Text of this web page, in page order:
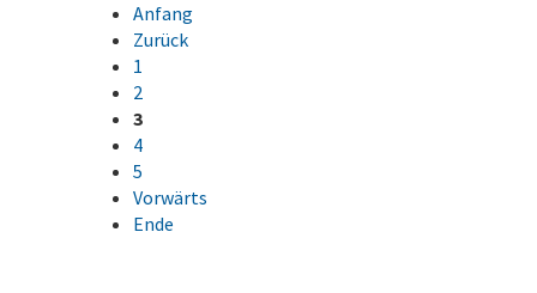
Anfang
Zurück
1
2
3
4
5
Vorwärts
Ende